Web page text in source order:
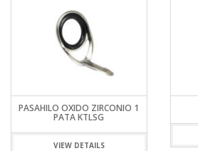
PASAHILO OXIDO ZIRCONIO 1
PATA KTLSG
VIEW DETAILS